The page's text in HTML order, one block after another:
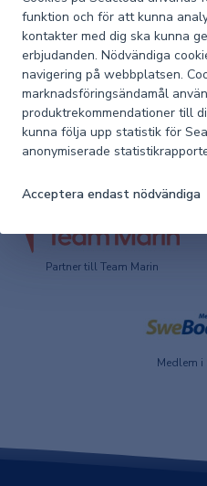
funktion och för att kunna
kontakter med dig ska kunna
erbjudanden. Nödvändiga
navigering på webbplatsen.
marknadsföringsändamål
produktrekommendationer till
kunna följa upp statistik för
anonymiserade
Acceptera endast nödvändiga
Artikelnummer
leverantör
3130220
Artikelnummer
Seacloud
1011-
Partner till Team Marin
Medlem i